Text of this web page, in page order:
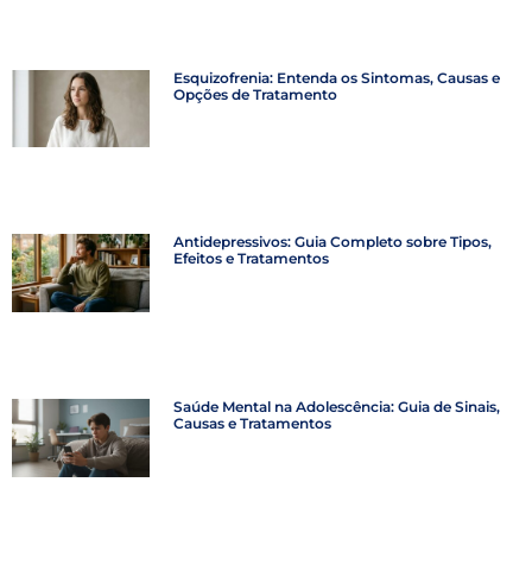
Esquizofrenia: Entenda os Sintomas, Causas e
Opções de Tratamento
Antidepressivos: Guia Completo sobre Tipos,
Efeitos e Tratamentos
Saúde Mental na Adolescência: Guia de Sinais,
Causas e Tratamentos